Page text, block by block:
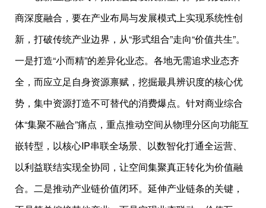
商深度融合，要在产业布局与发展模式上实现系统性创
新，打破传统产业边界，从“形式组合”走向“价值共生”。
一是打造“小而精”的差异化业态。各地无需追求业态齐
全，而应立足自身资源禀赋，挖掘最具辨识度的核心优
势，集中资源打造不可替代的消费爆点。针对商业综合
体“集聚不融合”痛点，重点推动空间从物理分区向功能互
嵌转型，以核心IP串联全场景、以数智化打通全运营、
以利益联结实现全协同，让空间集聚真正转化为价值融
合。二是推动产业链价值闭环。延伸产业链条的关键，